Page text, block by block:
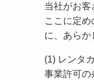
当社がお客
ここに定
に、あらか
(1) レンタ
事業許可の